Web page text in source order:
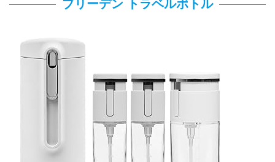
ブリーデン トラベルボトル